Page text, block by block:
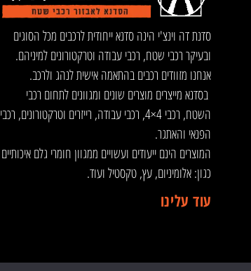
סדנת דה וינצ'י הינה סדנא ייחודית לרכבים מכל הסוגים
ובעיקר רכבי שטח, רכבי עבודה וטרקטורונים למיניהם.
אנחנו מזוודים רכבים בהתאמה אישית לנהג ולרכב.
בסדנא מייצרים מוצרים שונים ומגוונים לתחום רכבי
השטח, רכבי 4×4, רכבי עבודה, רייזרים וטרקטורונים, רכבי
הפנאי והאתגר.
המוצרים הינם ייעודים ועשויים ממגוון חומרי גלם איכותיים
כגון: אלומיניום, עץ, טקסטיל ועוד.
עוד עלינו